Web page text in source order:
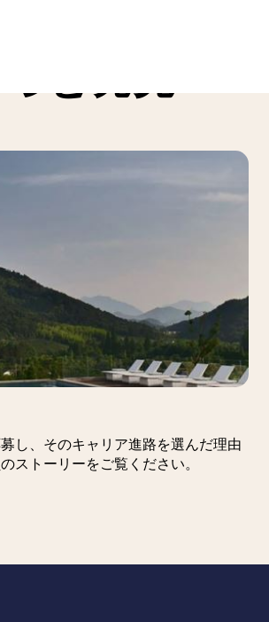
と発見
し、そのキャリア進路を選んだ理由
ストーリーをご覧ください。